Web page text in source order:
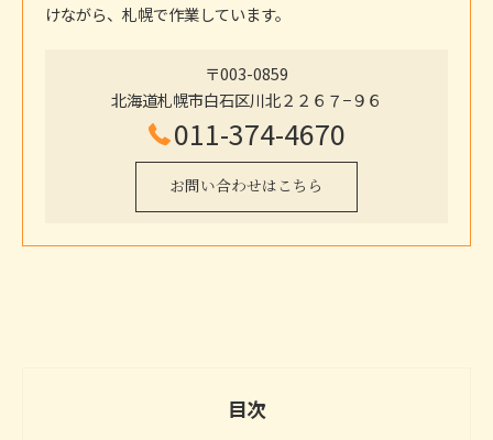
けながら、札幌で作業しています。
〒003-0859
北海道札幌市白石区川北２２６７−９６
011-374-4670
お問い合わせはこちら
目次